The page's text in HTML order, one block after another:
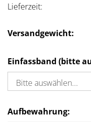
Lieferzeit:
Versandgewicht:
Einfassband (bitte
Aufbewahrung: